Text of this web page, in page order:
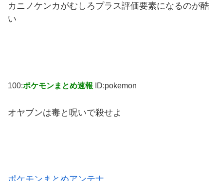
カニノケンカがむしろプラス評価要素になるのが酷
い
100:ポケモンまとめ速報 ID:pokemon
オヤブンは毒と呪いで殺せよ